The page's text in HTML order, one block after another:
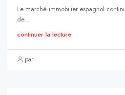
Le marché immobilier espagnol
de...
continuer la lecture
par